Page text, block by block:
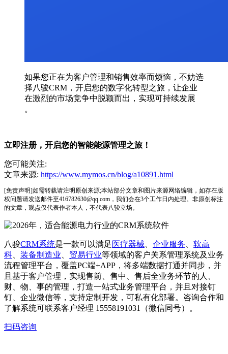
如果您正在为客户管理和销售效率而烦恼，不妨选
择八骏CRM，开启您的数字化转型之旅，让企业
在激烈的市场竞争中脱颖而出，实现可持续发展
。
立即注册，开启您的智能能源管理之旅！
您可能关注:
文章来源: https://www.mymos.cn/blog/a10891.html
[免责声明]如需转载请注明原创来源;本站部分文章和图片来源网络编辑，如存在版
权问题请发送邮件至416782630@qq.com，我们会在3个工作日内处理。非原创标注
的文章，观点仅代表作者本人，不代表八骏立场。
八骏CRM系统是一款可以满足 医疗器械 企业服务
软高
科
装备制造业 贸易行业等领域的客户关系管理系统及业务
流程管理平台，覆盖PC端+APP，将多端数据打通并同步，并
且基于客户管理，实现售前、售中、售后全业务环节的人、
财、物、事的管理，打造一站式业务管理平台，并且对接钉
钉、企业微信等，支持定制开发，可私有化部署。咨询合作和
了解系统可联系客户经理 15558191031（微信同号）。
扫码咨询